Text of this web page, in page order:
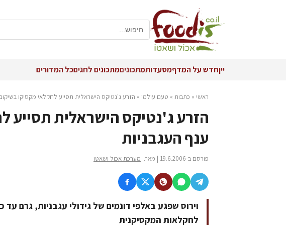
ייןחדש על המדףמסעדותמתכוניםמתכונים לחגיםכל המדורים
ראשי » כתבות » טעם עולמי » הזרע ג'נטיקס הישראלית תסייע לחקלאי מקסיקו
הזרע ג'נטיקס הישראלית תסייע
ענף העגבניות
פורסם ב-19.6.2006 | מאת: מערכת אכול ושאטו
לחקלאות המקסיקנית